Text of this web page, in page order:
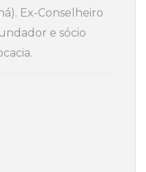
Ex-Conselheiro
e sócio